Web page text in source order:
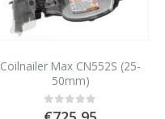
Coilnailer Max CN552S (25-
50mm)
0out of 5